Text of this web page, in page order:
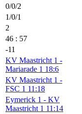
0/0/2
1/0/1
2
46 : 57
-11
KV Maastricht 1 -
Mariarade 1 18:6
KV Maastricht 1 -
FSC 1 11:18
Eymerick 1 - KV
Maastricht 1 11:14